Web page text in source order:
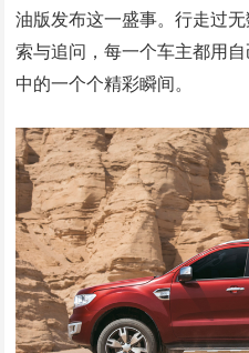
油版发布这一盛事。行走过
索与追问，每一个车主都用
中的一个个精彩瞬间。